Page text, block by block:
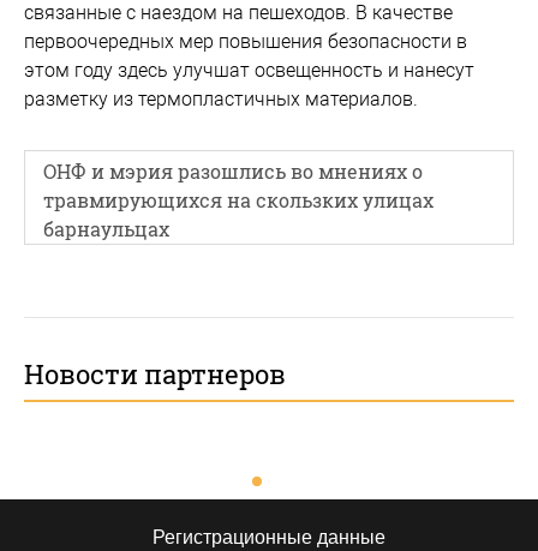
связанные с наездом на пешеходов. В качестве
первоочередных мер повышения безопасности в
этом году здесь улучшат освещенность и нанесут
разметку из термопластичных материалов.
ОНФ и мэрия разошлись во мнениях о
травмирующихся на скользких улицах
барнаульцах
Новости партнеров
Регистрационные данные